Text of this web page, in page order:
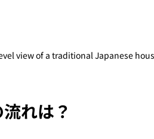
view of a traditional Japanese
れは？